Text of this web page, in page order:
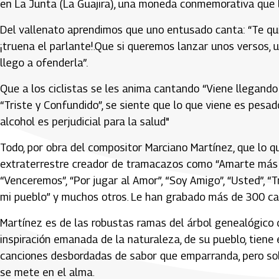
en La Junta (La Guajira), una moneda conmemorativa
Del vallenato aprendimos que uno entusado canta: “Te
¡truena el parlante!.Que si queremos lanzar unos versos,
llego a ofenderla”.
Que a los ciclistas se les anima cantando “Viene
“Triste y Confundido”, se siente que lo que viene es
alcohol es perjudicial para la salud"
Todo, por obra del compositor Marciano Martínez, que lo
extraterrestre creador de tramacazos como “Amarte más
“Venceremos”, “Por jugar al Amor”, “Soy Amigo”,
mi pueblo” y muchos otros. Le han grabado más de 300
Martínez es de las robustas ramas del árbol
inspiración emanada de la naturaleza, de su pueblo,
canciones desbordadas de sabor que emparranda, pero
se mete en el alma.